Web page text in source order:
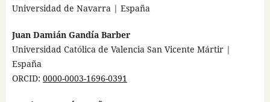
Universidad de Navarra | España
Juan Damián Gandía Barber
Universidad Católica de Valencia San Vicente Mártir |
España
ORCID: 0000-0003-1696-0391